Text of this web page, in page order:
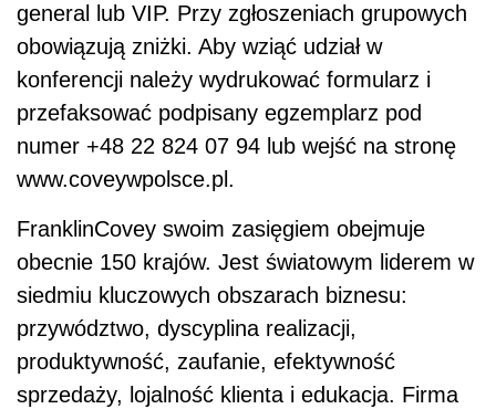
general lub VIP. Przy zgłoszeniach grupowych
obowiązują zniżki. Aby wziąć udział w
konferencji należy wydrukować formularz i
przefaksować podpisany egzemplarz pod
numer +48 22 824 07 94 lub wejść na stronę
www.coveywpolsce.pl.
FranklinCovey swoim zasięgiem obejmuje
obecnie 150 krajów. Jest światowym liderem w
siedmiu kluczowych obszarach biznesu:
przywództwo, dyscyplina realizacji,
produktywność, zaufanie, efektywność
sprzedaży, lojalność klienta i edukacja. Firma